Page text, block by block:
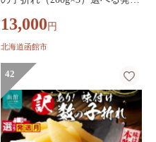
歯ごたえ 抜群 おつまみ トッピ
ング 数の子 魚卵 ごはんのお供
品 冷凍 グルメ お取り寄せ お取
り寄せグルメ 北海道 函館市 送
料無料_HD109-022-10
13,000 円
北海道函館市
42